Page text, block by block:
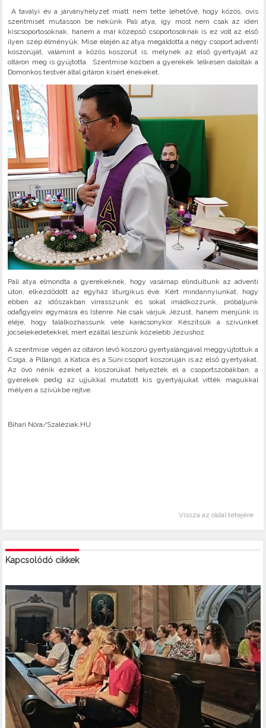
A tavalyi év a járványhelyzet miatt nem tette lehetővé, hogy közös, ovis
szentmisét mutasson be nekünk Pali atya, így most nem csak az idén
kiscsoportosoknak, hanem a már középső csoportosoknak is ez volt az első
ilyen szép élményük. Mise elején az atya megáldotta a négy csoport adventi
koszorúját, valamint a közös koszorút is, melynek az első gyertyáját az
oltáron meg is gyújtotta. Szentmise közben a gyerekek lelkesen dalolták a
Domonkos testvér által gitáron kísért énekeket.
Pali atya elmondta a gyerekeknek, hogy vasárnap elindultunk az adventi
úton, elkezdődött az egyház liturgikus éve. Kért mindannyiunkat, hogy
ebben az időszakban virrasszunk és sokat imádkozzunk, próbáljunk
odafigyelni egymásra és Istenre. Ne csak várjuk Jézust, hanem menjünk is
eléje, hogy találkozhassunk vele karácsonykor. Készítsük a szívünket
jócselekedetekkel, mert ezáltal leszünk közelebb Jézushoz.
A szentmise végén az oltáron lévő koszorú gyertyalángjával meggyújtottuk a
Csiga, a Pillangó, a Katica és a Süni csoport koszorúján is az első gyertyákat.
Az óvó nénik ezeket a koszorúkat helyezték el a csoportszobákban, a
gyerekek pedig az ujjukkal mutatott kis gyertyájukat vitték magukkal
mélyen a szívükbe rejtve.
Bihari Nóra/Szaléziak.HU
Vissza az oldal tetejére
Kapcsolódó cikkek